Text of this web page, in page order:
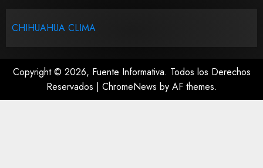
CHIHUAHUA CLIMA
Copyright © 2026, Fuente Informativa. Todos los Derechos
Reservados | ChromeNews by AF themes.